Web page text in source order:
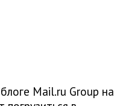
Mail.ru Group на